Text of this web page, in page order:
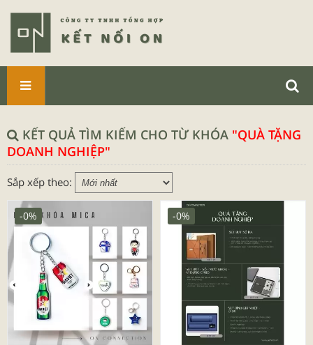
PHẨM
KẾT QUẢ TÌM KIẾM CHO TỪ KHÓA "QUÀ TẶNG
DOANH NGHIỆP"
Sắp xếp theo:
-0% -0%